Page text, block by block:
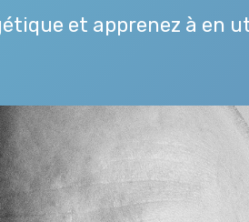
et apprenez à en